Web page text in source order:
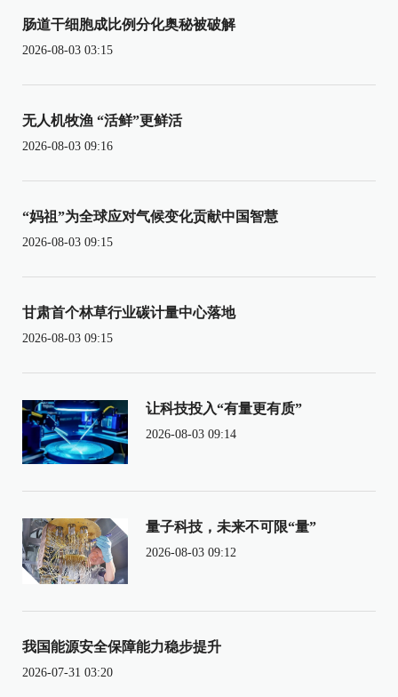
肠道干细胞成比例分化奥秘被破解
2026-08-03 03:15
无人机牧渔 “活鲜”更鲜活
2026-08-03 09:16
“妈祖”为全球应对气候变化贡献中国智慧
2026-08-03 09:15
甘肃首个林草行业碳计量中心落地
2026-08-03 09:15
让科技投入“有量更有质”
2026-08-03 09:14
量子科技，未来不可限“量”
2026-08-03 09:12
我国能源安全保障能力稳步提升
2026-07-31 03:20